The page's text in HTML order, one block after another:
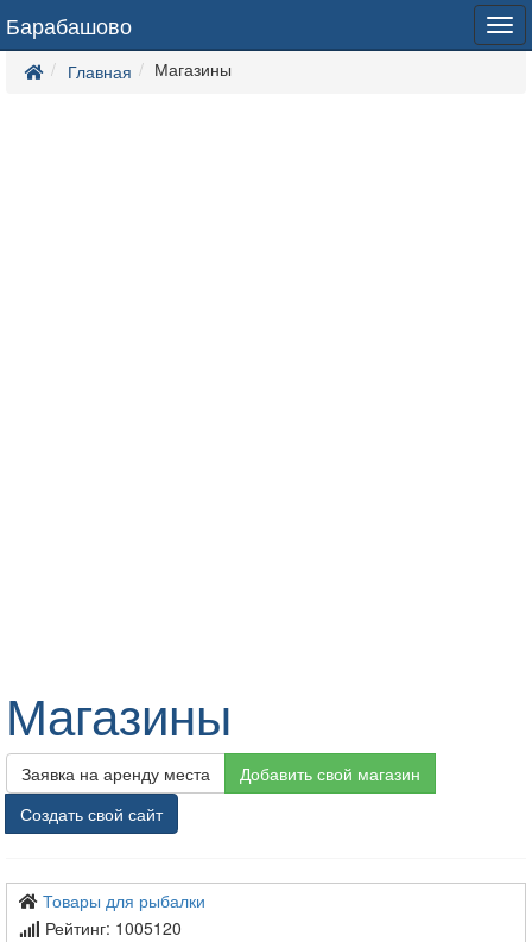
Барабашово
Главная Магазины
Магазины
Заявка на аренду места
Добавить свой магазин
Создать свой сайт
Товары для рыбалки
Рейтинг: 1005120